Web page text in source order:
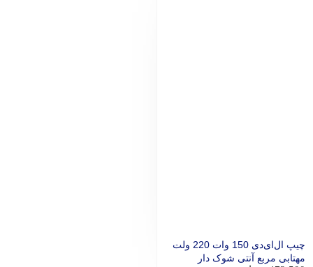
چیپ ال‌ای‌دی 150 وات 220 ولت
مهتابی مربع آنتی شوک دار